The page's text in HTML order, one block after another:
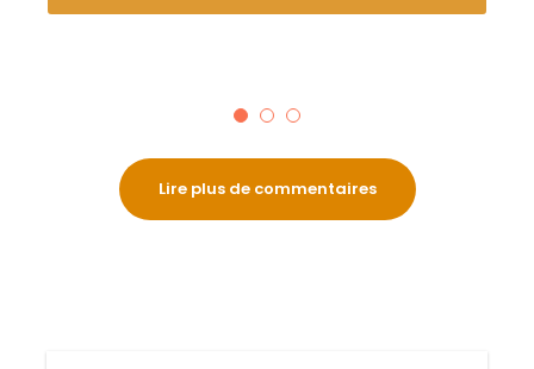
Lire plus de commentaires